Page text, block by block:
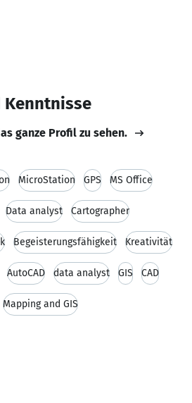
Kenntnisse
ganze Profil zu sehen.
MicroStation GPS MS Office
Data analyst Cartographer
Begeisterungsfähigkeit Kreativität
AutoCAD data analyst GIS CAD
Mapping and GIS